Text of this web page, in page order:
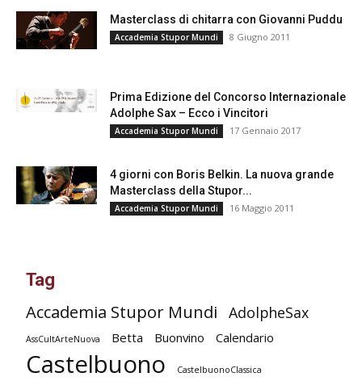
Masterclass di chitarra con Giovanni Puddu
Accademia Stupor Mundi 8 Giugno 2011
Prima Edizione del Concorso Internazionale
Adolphe Sax – Ecco i Vincitori
Accademia Stupor Mundi 17 Gennaio 2017
4 giorni con Boris Belkin. La nuova grande
Masterclass della Stupor...
Accademia Stupor Mundi 16 Maggio 2011
Tag
Accademia Stupor Mundi AdolpheSax
AssCultArteNuova Betta Buonvino Calendario
Castelbuono CastelbuonoClassica